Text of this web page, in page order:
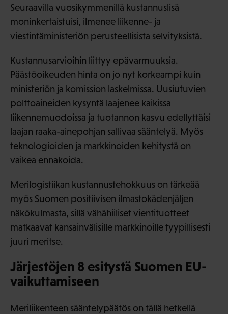
Seuraavilla vuosikymmenillä kustannuslisä
moninkertaistuisi, ilmenee liikenne- ja
viestintäministeriön perusteellisista selvityksistä.
Kustannusarvioihin liittyy epävarmuuksia.
Päästöoikeuden hinta on jo nyt korkeampi kuin
ministeriön ja komission laskelmissa. Uusiutuvien
polttoaineiden kysyntä laajenee kaikissa
liikennemuodoissa ja tuotannon kasvu edellyttäisi
laajan raaka-ainepohjan sallivaa sääntelyä. Myös
teknologioiden ja markkinoiden kehitystä on
vaikea ennakoida.
Merilogistiikan kustannustehokkuus on tärkeää
myös Suomen positiivisen ilmastokädenjäljen
näkökulmasta, sillä vähähiiliset vientituotteet
matkaavat kansainvälisille markkinoille tyypillisesti
juuri meritse.
Järjestöjen 8 esitystä Suomen EU-
vaikuttamiseen
Meriliikenteen sääntelypäätös on tällä hetkellä